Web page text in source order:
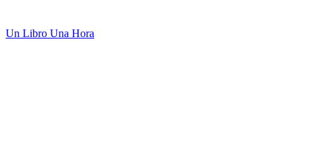
Un Libro Una Hora